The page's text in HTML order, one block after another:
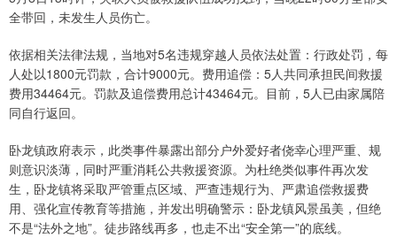
全带回，未发生人员伤亡。
依据相关法律法规，当地对5名违规穿越人员依法处置：行政处罚，每
人处以1800元罚款，合计9000元。费用追偿：5人共同承担民间救援
费用34464元。罚款及追偿费用总计43464元。目前，5人已由家属陪
同自行返回。
卧龙镇政府表示，此类事件暴露出部分户外爱好者侥幸心理严重、规
则意识淡薄，同时严重消耗公共救援资源。为杜绝类似事件再次发
生，卧龙镇将采取严管重点区域、严查违规行为、严肃追偿救援费
用、强化宣传教育等措施，并发出明确警示：卧龙镇风景虽美，但绝
不是“法外之地”。徒步路线再多，也走不出“安全第一”的底线。